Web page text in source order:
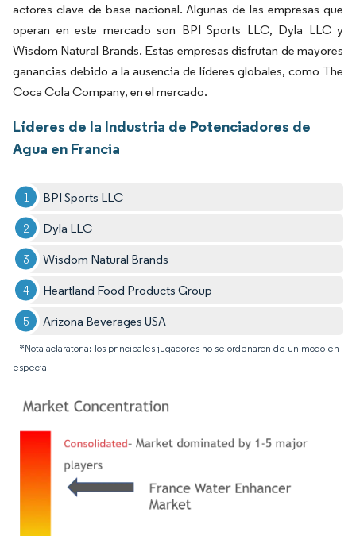
actores clave de base nacional. Algunas de las empresas que
operan en este mercado son BPI Sports LLC, Dyla LLC y
Wisdom Natural Brands. Estas empresas disfrutan de mayores
ganancias debido a la ausencia de líderes globales, como The
Coca Cola Company, en el mercado.
Líderes de la Industria de Potenciadores de
Agua en Francia
BPI Sports LLC
Dyla LLC
Wisdom Natural Brands
Heartland Food Products Group
Arizona Beverages USA
*Nota aclaratoria: los principales jugadores no se ordenaron de un modo en
especial